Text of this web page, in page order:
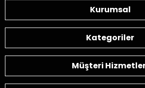
Kurumsal
Kategoriler
Müşteri